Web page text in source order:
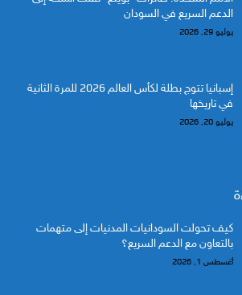
الدعم السريع في السودان
يوليو 29, 2026
إسبانيا تتوج بطلة لكأس العالم 2026 للمرة الثانية
في تاريخها
يوليو 20, 2026
كيف تحولت السودانيات المدنيات إلى متهمات
بالتعاون مع الدعم السريع؟
أغسطس 1, 2026